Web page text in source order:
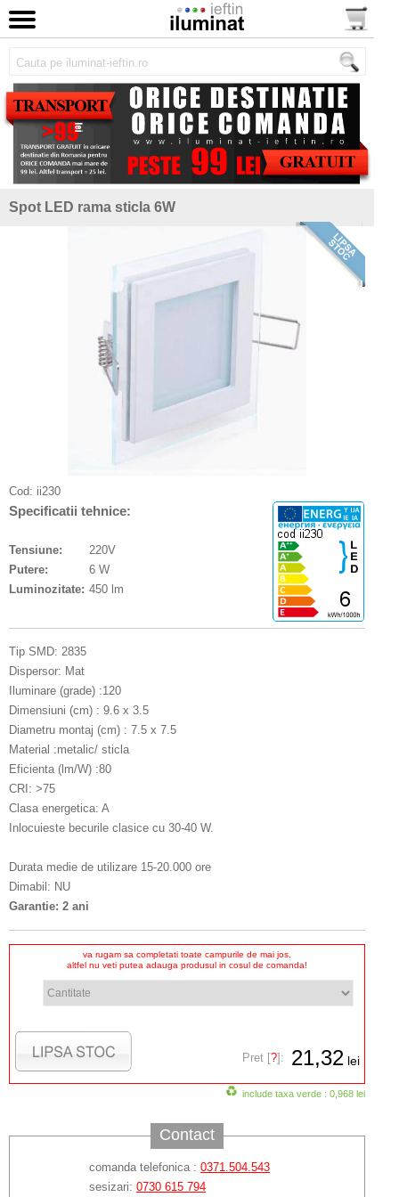
Spot LED rama sticla 6W
Cod: ii230
Specificatii tehnice:
Tensiune:
220V
Putere:
6 W
Luminozitate: 450 lm
Tip SMD: 2835
Dispersor: Mat
Iluminare (grade) :120
Dimensiuni (cm) : 9.6 x 3.5
Diametru montaj (cm) : 7.5 x 7.5
Material :metalic/ sticla
Eficienta (lm/W) :80
CRI: >75
Clasa energetica: A
Inlocuieste becurile clasice cu 30-40 W.
Durata medie de utilizare 15-20.000 ore
Dimabil: NU
Garantie: 2 ani
va rugam sa completati toate campurile de mai jos,
altfel nu veti putea adauga produsul in cosul de comanda!
Pret [?]: 21,32 lei
include taxa verde : 0,968 lei
Contact
comanda telefonica : 0371.504.543
sesizari: 0730 615 794